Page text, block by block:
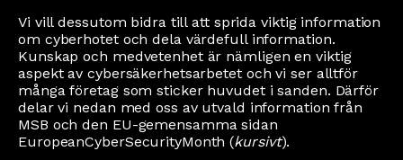
Vi vill dessutom bidra till att sprida viktig information
om cyberhotet och dela värdefull information.
Kunskap och medvetenhet är nämligen en viktig
aspekt av cybersäkerhetsarbetet och vi ser alltför
många företag som sticker huvudet i sanden. Därför
delar vi nedan med oss av utvald information från
MSB och den EU-gemensamma sidan
EuropeanCyberSecurityMonth (kursivt).